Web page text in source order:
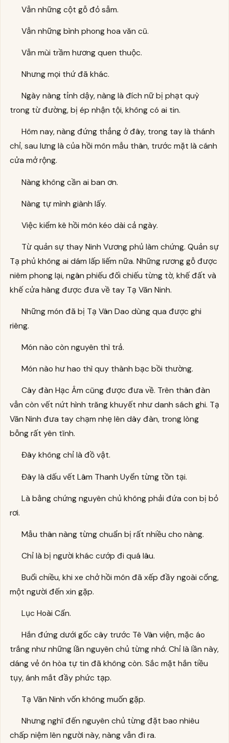
Vẫn những cột gỗ đỏ sẫm.
Vẫn những bình phong hoa văn cũ.
Vẫn mùi trầm hương quen thuộc.
Nhưng mọi thứ đã khác.
Ngày nàng tỉnh dậy, nàng là đích nữ bị phạt quỳ
trong từ đường, bị ép nhận tội, không có ai tin.
Hôm nay, nàng đứng thẳng ở đây, trong tay là thánh
chỉ, sau lưng là của hồi môn mẫu thân, trước mặt là cánh
cửa mở rộng.
Nàng không cần ai ban ơn.
Nàng tự mình giành lấy.
Việc kiểm kê hồi môn kéo dài cả ngày.
Từ quản sự thay Ninh Vương phủ làm chứng. Quản sự
Tạ phủ không ai dám lấp liếm nữa. Những rương gỗ được
niêm phong lại, ngân phiếu đối chiếu từng tờ, khế đất và
khế cửa hàng được đưa về tay Tạ Vãn Ninh.
Những món đã bị Tạ Vân Dao dùng qua được ghi
riêng.
Món nào còn nguyên thì trả.
Món nào hư hao thì quy thành bạc bồi thường.
Cây đàn Hạc Âm cũng được đưa về. Trên thân đàn
vẫn còn vết nứt hình trăng khuyết như danh sách ghi. Tạ
Vãn Ninh đưa tay chạm nhẹ lên dây đàn, trong lòng
bỗng rất yên tĩnh.
Đây không chỉ là đồ vật.
Đây là dấu vết Lâm Thanh Uyển từng tồn tại.
Là bằng chứng nguyên chủ không phải đứa con bị bỏ
rơi.
Mẫu thân nàng từng chuẩn bị rất nhiều cho nàng.
Chỉ là bị người khác cướp đi quá lâu.
Buổi chiều, khi xe chở hồi môn đã xếp đầy ngoài cổng,
một người đến xin gặp.
Lục Hoài Cẩn.
Hắn đứng dưới gốc cây trước Tê Vân viện, mặc áo
trắng như những lần nguyên chủ từng nhớ. Chỉ là lần này,
dáng vẻ ôn hòa tự tin đã không còn. Sắc mặt hắn tiều
tụy, ánh mắt đầy phức tạp.
Tạ Vãn Ninh vốn không muốn gặp.
Nhưng nghĩ đến nguyên chủ từng đặt bao nhiêu
chấp niệm lên người này, nàng vẫn đi ra.